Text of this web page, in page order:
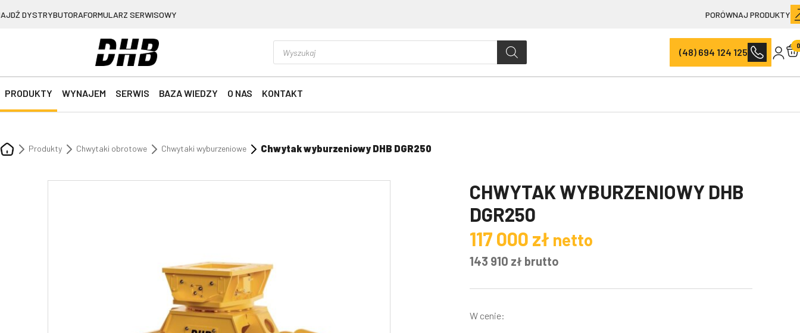
DYSTRYBUTORAFORMULARZ SERWISOWY PORÓWNAJ PRODUKTY
Wyszukiwarka
produktów
(48) 694 124 125
0
PRODUKTY WYNAJEM SERWIS BAZA WIEDZY O NAS KONTAKT
Produkty Chwytaki obrotowe Chwytaki wyburzeniowe Chwytak wyburzeniowy DHB DGR250
CHWYTAK WYBURZENIOWY DHB
DGR250
117 000 zł netto
143 910 zł brutto
W cenie: